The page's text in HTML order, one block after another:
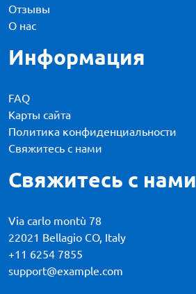
Отзывы
О нас
Информация
FAQ
Карты сайта
Политика конфиденциальности
Свяжитесь с нами
Свяжитесь с нами
Via carlo montù 78
22021 Bellagio CO, Italy
+11 6254 7855
support@example.com